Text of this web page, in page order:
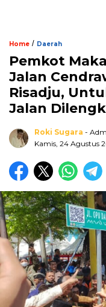
Home / Daerah
Pemkot
Jalan
Risadju,
Jalan
Roki Sugara -
Kamis, 24 Agustus